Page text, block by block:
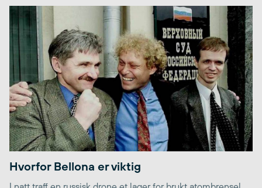
Hvorfor Bellona er viktig